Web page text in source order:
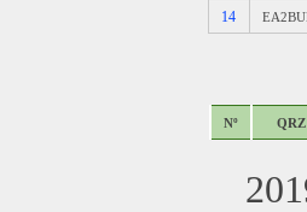
14
Nº QRZ